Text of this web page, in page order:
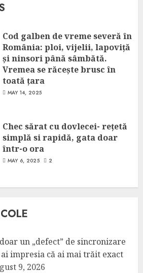
Cod galben de vreme severă în
România: ploi, vijelii, lapoviță
și ninsori până sâmbătă.
Vremea se răcește brusc în
toată țara
MAY 14, 2025
Chec sărat cu dovlecei- rețetă
simplă si rapidă, gata doar
într-o ora
MAY 6, 2025 2
un „defect” de sincronizare
impresia că ai mai trăit exact
9, 2026